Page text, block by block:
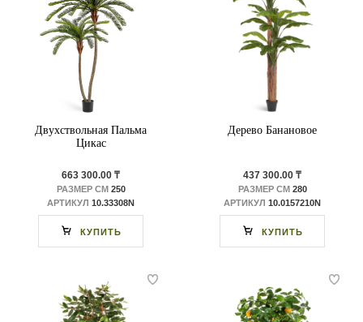
Двухствольная Пальма
Цикас
663 300.00 ₸
РАЗМЕР СМ 250
АРТИКУЛ 10.33308N
КУПИТЬ
Дерево Банановое
437 300.00 ₸
РАЗМЕР СМ 280
АРТИКУЛ 10.0157210N
КУПИТЬ